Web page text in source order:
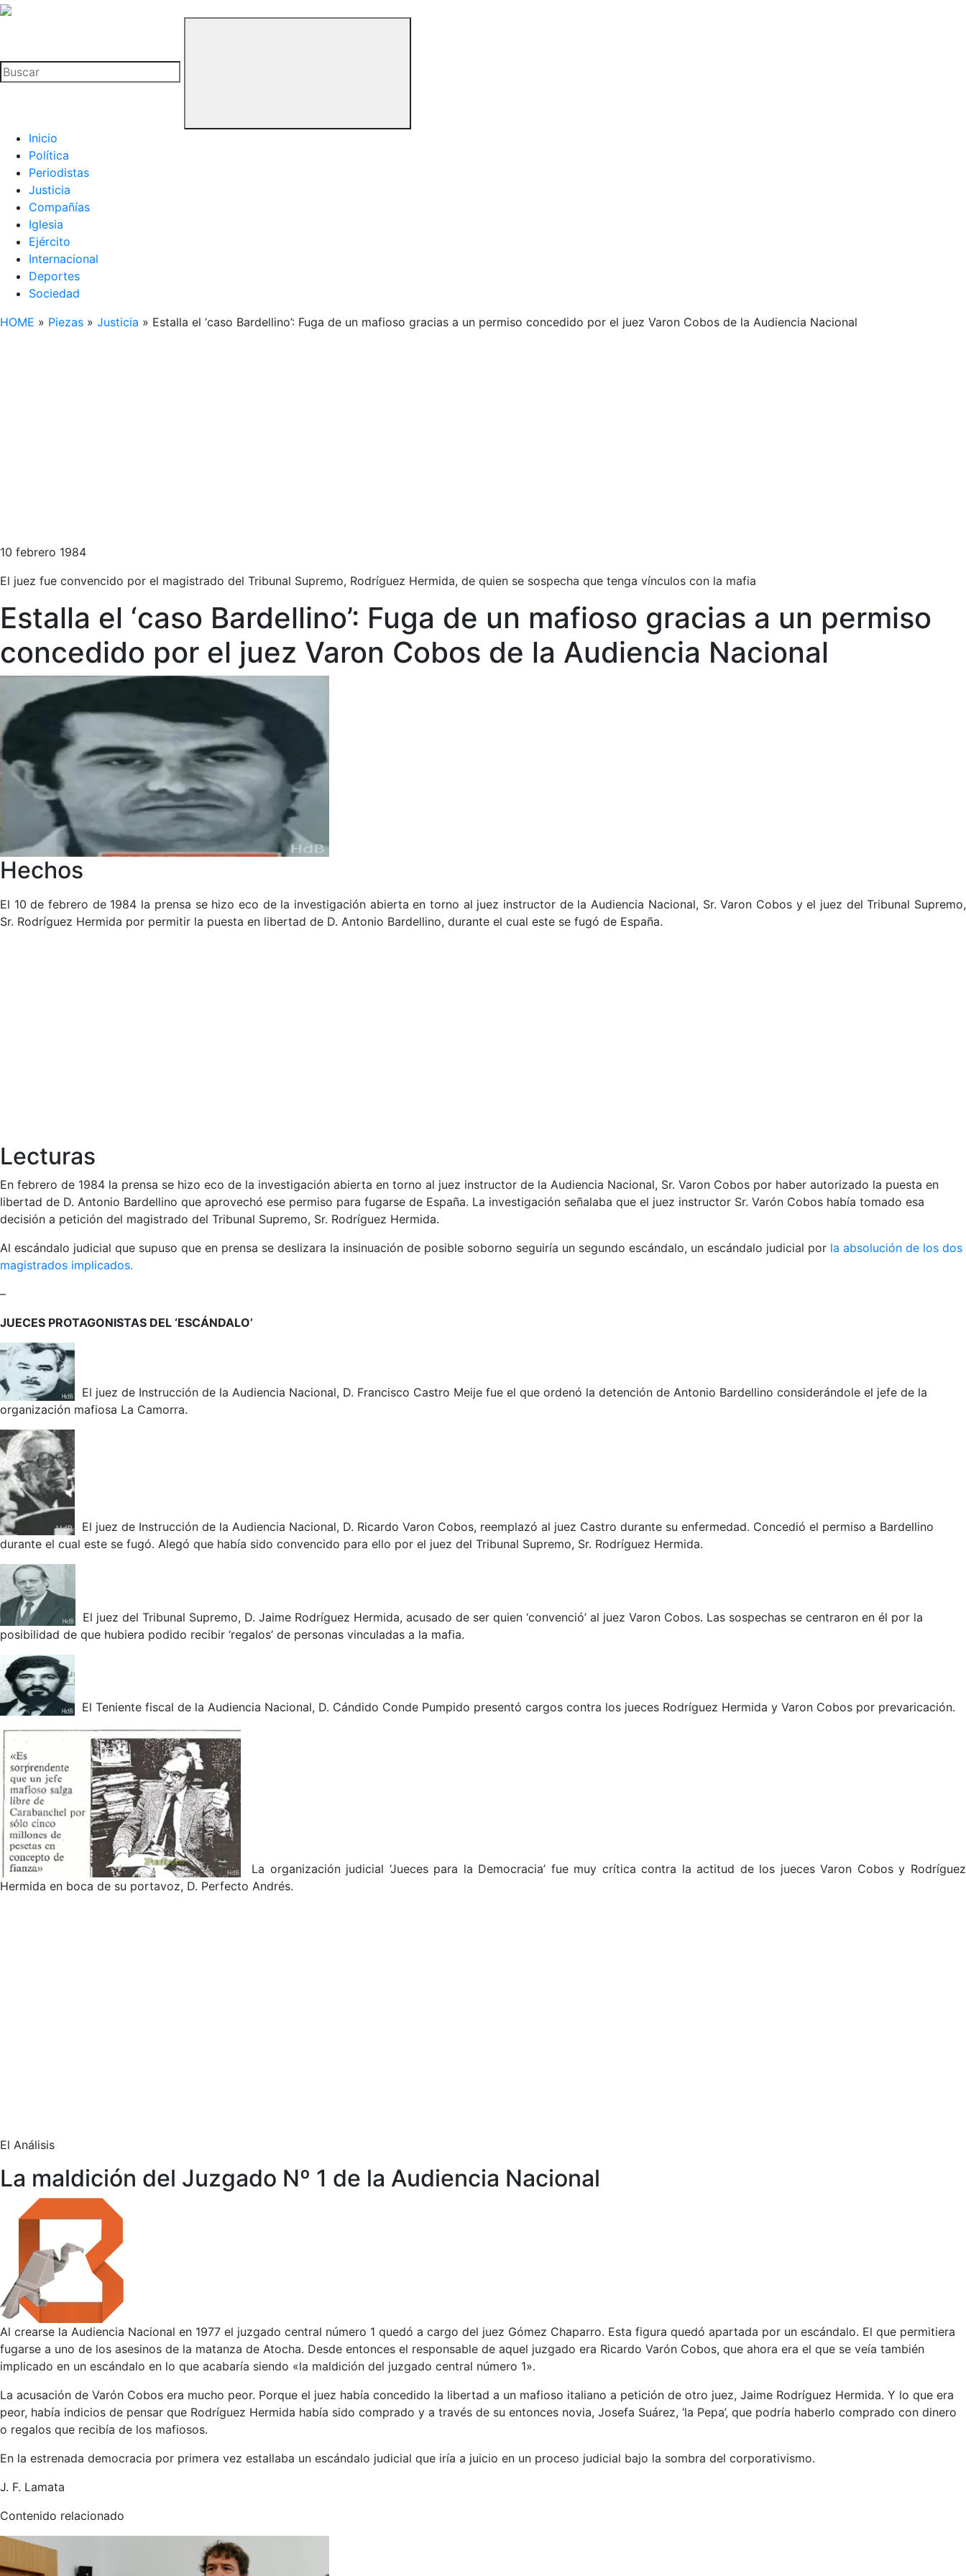
La
Buitre
Inicio
Política
Periodistas
Justicia
Compañías
Iglesia
Ejército
Internacional
Deportes
Sociedad
HOME » Piezas » Justicia » Estalla el ‘caso Bardellino’: Fuga de un mafioso gracias a un permiso concedido por el juez Varon Cobos de la Audiencia Nacional
10 febrero 1984
El juez fue convencido por el magistrado del Tribunal Supremo, Rodríguez Hermida, de quien se sospecha que tenga vínculos con la mafia
Estalla el ‘caso Bardellino’: Fuga de un mafioso gracias a un permiso
concedido por el juez Varon Cobos de la Audiencia Nacional
Hechos
El 10 de febrero de 1984 la prensa se hizo eco de la investigación abierta en torno al juez instructor de la Audiencia Nacional, Sr. Varon Cobos y el juez del Tribunal Supremo,
Sr. Rodríguez Hermida por permitir la puesta en libertad de D. Antonio Bardellino, durante el cual este se fugó de España.
Lecturas
En febrero de 1984 la prensa se hizo eco de la investigación abierta en torno al juez instructor de la Audiencia Nacional, Sr. Varon Cobos por haber autorizado la puesta en
libertad de D. Antonio Bardellino que aprovechó ese permiso para fugarse de España. La investigación señalaba que el juez instructor Sr. Varón Cobos había tomado esa
decisión a petición del magistrado del Tribunal Supremo, Sr. Rodríguez Hermida.
Al escándalo judicial que supuso que en prensa se deslizara la insinuación de posible soborno seguiría un segundo escándalo, un escándalo judicial por la absolución de los dos
magistrados implicados.
–
JUECES PROTAGONISTAS DEL ‘ESCÁNDALO’
El juez de Instrucción de la Audiencia Nacional, D. Francisco Castro Meije fue el que ordenó la detención de Antonio Bardellino considerándole el jefe de la
organización mafiosa La Camorra.
El juez de Instrucción de la Audiencia Nacional, D. Ricardo Varon Cobos, reemplazó al juez Castro durante su enfermedad. Concedió el permiso a Bardellino
durante el cual este se fugó. Alegó que había sido convencido para ello por el juez del Tribunal Supremo, Sr. Rodríguez Hermida.
El juez del Tribunal Supremo, D. Jaime Rodríguez Hermida, acusado de ser quien ‘convenció’ al juez Varon Cobos. Las sospechas se centraron en él por la
posibilidad de que hubiera podido recibir ‘regalos’ de personas vinculadas a la mafia.
El Teniente fiscal de la Audiencia Nacional, D. Cándido Conde Pumpido presentó cargos contra los jueces Rodríguez Hermida y Varon Cobos por prevaricación.
La organización judicial ‘Jueces para la Democracia’ fue muy crítica contra la actitud de los jueces Varon Cobos y Rodríguez
Hermida en boca de su portavoz, D. Perfecto Andrés.
El Análisis
La maldición del Juzgado Nº 1 de la Audiencia Nacional
Al crearse la Audiencia Nacional en 1977 el juzgado central número 1 quedó a cargo del juez Gómez Chaparro. Esta figura quedó apartada por un escándalo. El que permitiera
fugarse a uno de los asesinos de la matanza de Atocha. Desde entonces el responsable de aquel juzgado era Ricardo Varón Cobos, que ahora era el que se veía también
implicado en un escándalo en lo que acabaría siendo «la maldición del juzgado central número 1».
La acusación de Varón Cobos era mucho peor. Porque el juez había concedido la libertad a un mafioso italiano a petición de otro juez, Jaime Rodríguez Hermida. Y lo que era
peor, había indicios de pensar que Rodríguez Hermida había sido comprado y a través de su entonces novia, Josefa Suárez, ‘la Pepa’, que podría haberlo comprado con dinero
o regalos que recibía de los mafiosos.
En la estrenada democracia por primera vez estallaba un escándalo judicial que iría a juicio en un proceso judicial bajo la sombra del corporativismo.
J. F. Lamata
Contenido relacionado